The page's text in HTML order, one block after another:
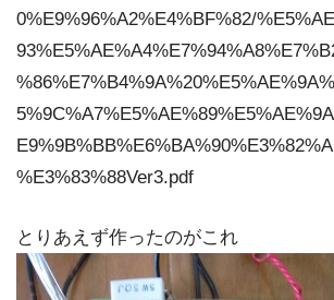
0%E9%96%A2%E4%BF%82/
%E3%83%88Ver3.pdf
とりあえず作ったのがこれ